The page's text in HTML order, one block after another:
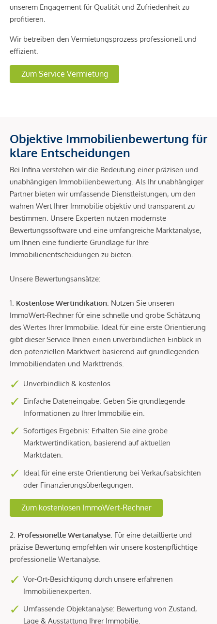
unserem Engagement für Qualität und Zufriedenheit zu
profitieren.
Wir betreiben den Vermietungsprozess professionell und
effizient.
Zum Service Vermietung
Objektive Immobilienbewertung für
klare Entscheidungen
Bei Infina verstehen wir die Bedeutung einer präzisen und
unabhängigen Immobilienbewertung. Als Ihr unabhängiger
Partner bieten wir umfassende Dienstleistungen, um den
wahren Wert Ihrer Immobilie objektiv und transparent zu
bestimmen. Unsere Experten nutzen modernste
Bewertungssoftware und eine umfangreiche Marktanalyse,
um Ihnen eine fundierte Grundlage für Ihre
Immobilienentscheidungen zu bieten.
Unsere Bewertungsansätze:
1. Kostenlose Wertindikation: Nutzen Sie unseren
ImmoWert-Rechner für eine schnelle und grobe Schätzung
des Wertes Ihrer Immobilie. Ideal für eine erste Orientierung
gibt dieser Service Ihnen einen unverbindlichen Einblick in
den potenziellen Marktwert basierend auf grundlegenden
Immobiliendaten und Markttrends.
Unverbindlich & kostenlos.
Einfache Dateneingabe: Geben Sie grundlegende
Informationen zu Ihrer Immobilie ein.
Sofortiges Ergebnis: Erhalten Sie eine grobe
Marktwertindikation, basierend auf aktuellen
Marktdaten.
Ideal für eine erste Orientierung bei Verkaufsabsichten
oder Finanzierungsüberlegungen.
Zum kostenlosen ImmoWert-Rechner
2. Professionelle Wertanalyse: Für eine detaillierte und
präzise Bewertung empfehlen wir unsere kostenpflichtige
professionelle Wertanalyse.
Vor-Ort-Besichtigung durch unsere erfahrenen
Immobilienexperten.
Umfassende Objektanalyse: Bewertung von Zustand,
Lage & Ausstattung Ihrer Immobilie.